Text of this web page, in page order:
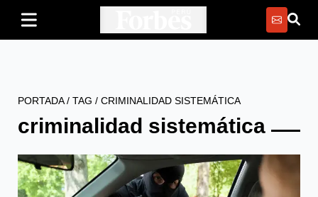
PORTADA/ TAG / CRIMINALIDAD SISTEMÁTICA
criminalidad sistemática